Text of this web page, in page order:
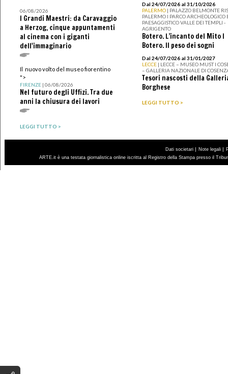
06/08/2026
I Grandi Maestri: da Caravaggio
a Herzog, cinque appuntamenti
al cinema con i giganti
dell'immaginario
Il nuovo volto del museo fiorentino
">
FIRENZE| 06/08/2026
Nel futuro degli Uffizi. Tra due
anni la chiusura dei lavori
LEGGI TUTTO >
Dal 24/07/2026 al 31/10/2026
PALERMO | PALAZZO BELMONTE
PALERMO I PARCO ARCHEOLOGICO
PAESAGGISTICO VALLE DEI TEMPLI -
AGRIGENTO
Botero. L’incanto del Mito I
Botero. Il peso dei sogni
Dal 24/07/2026 al 31/01/2027
LECCE | LECCE – MUSEO MUST I
– GALLERIA NAZIONALE DI
Tesori nascosti della
Borghese
LEGGI TUTTO >
Dati societari | Note legali |
ARTE.it è una testata giornalistica online iscritta al Registro della Stampa presso il